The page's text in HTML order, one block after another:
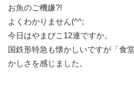
お魚のご機嫌?!
よくわかりません(^^;
今日はやまびこ12連ですか。
国鉄形特急も懐かしいですが「食
かしさを感じました。